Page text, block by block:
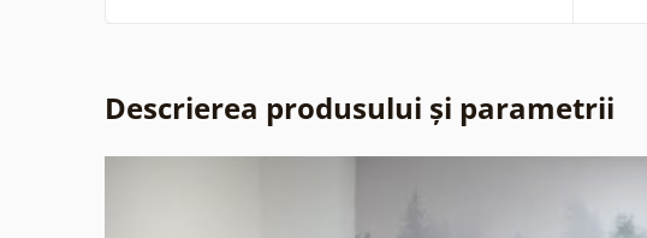
Descrierea produsului și parametrii